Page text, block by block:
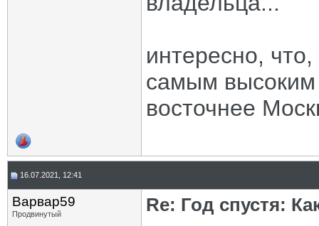
интересно,
самым
восточнее
16.07.2021, 12:41
Варвар59
Продвинутый
Re: Год спустя: